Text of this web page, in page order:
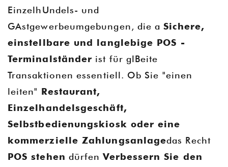
EinzelhUndels- und
GAstgewerbeumgebungen, die aSichere,
einstellbare und langlebige POS -
Terminalständer ist für glBeite
Transaktionen essentiell. Ob Sie "einen
leiten" Restaurant,
Einzelhandelsgeschäft,
Selbstbedienungskiosk oder eine
kommerzielle Zahlungsanlagedas Recht
POS stehen dürfenVerbessern Sie den